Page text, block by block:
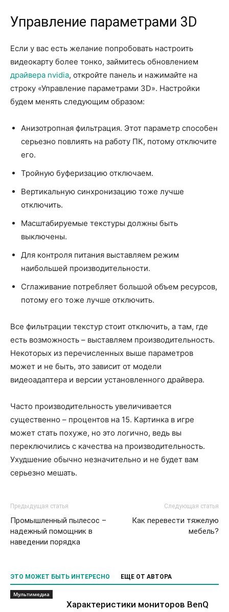
Управление параметрами 3D
Если у вас есть желание попробовать настроить
видеокарту более тонко, займитесь обновлением
драйвера nvidia, откройте панель и нажимайте на
строку «Управление параметрами 3D». Настройки
будем менять следующим образом:
Анизотропная фильтрация. Этот параметр способен
серьезно повлиять на работу ПК, потому отключите
его.
Тройную буферизацию отключаем.
Вертикальную синхронизацию тоже лучше
отключить.
Масштабируемые текстуры должны быть
выключены.
Для контроля питания выставляем режим
наибольшей производительности.
Сглаживание потребляет большой объем ресурсов,
потому его тоже лучше отключить.
Все фильтрации текстур стоит отключить, а там, где
есть возможность – выставляем производительность.
Некоторых из перечисленных выше параметров
может и не быть, это зависит от модели
видеоадаптера и версии установленного драйвера.
Часто производительность увеличивается
существенно – процентов на 15. Картинка в игре
может стать похуже, но это логично, ведь вы
переключились с качества на производительность.
Ухудшение обычно незначительно и не будет вам
серьезно мешать.
Предыдущая статья
Промышленный пылесос –
надежный помощник в
наведении порядка
Следующая статья
Как перевести тяжелую
мебель?
ЭТО МОЖЕТ БЫТЬ ИНТЕРЕСНО ЕЩЕ ОТ АВТОРА
Мультимедиа
Характеристики мониторов BenQ